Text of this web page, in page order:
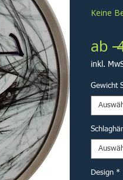
Keine
ab
inkl.
Gewicht
Design *